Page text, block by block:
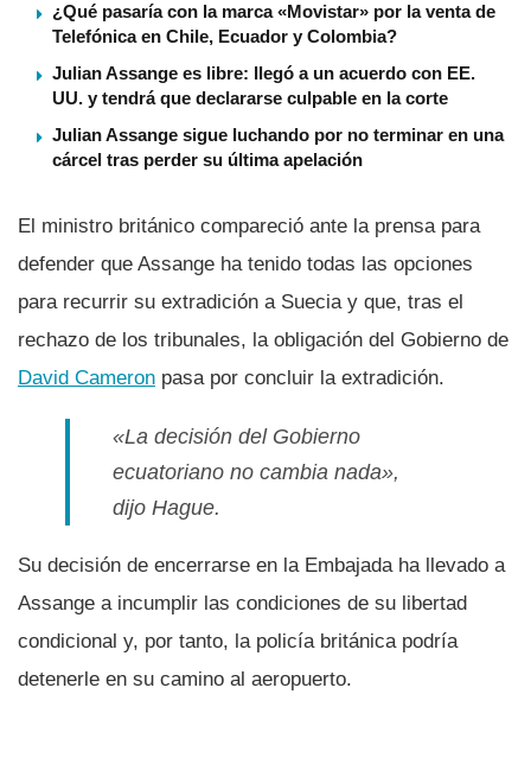
¿Qué pasaría con la marca «Movistar» por la venta de
Telefónica en Chile, Ecuador y Colombia?
Julian Assange es libre: llegó a un acuerdo con EE.
UU. y tendrá que declararse culpable en la corte
Julian Assange sigue luchando por no terminar en una
cárcel tras perder su última apelación
El ministro británico compareció ante la prensa para
defender que Assange ha tenido todas las opciones
para recurrir su extradición a Suecia y que, tras el
rechazo de los tribunales, la obligación del Gobierno de
David Cameron pasa por concluir la extradición.
«La decisión del Gobierno
ecuatoriano no cambia nada»,
dijo Hague.
Su decisión de encerrarse en la Embajada ha llevado a
Assange a incumplir las condiciones de su libertad
condicional y, por tanto, la policí­a británica podrí­a
detenerle en su camino al aeropuerto.